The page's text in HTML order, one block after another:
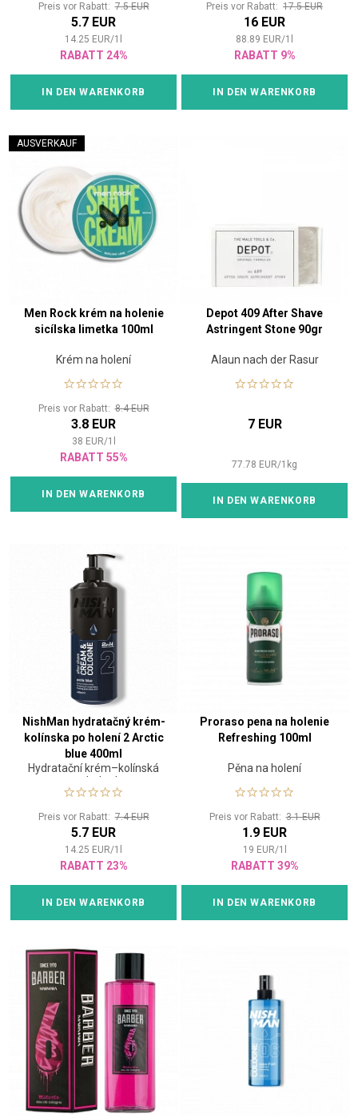
Preis vor Rabatt:7.5 EUR
5.7 EUR
14.25 EUR/1
RABATT 24%
IN DEN WARENKORB
Preis vor Rabatt: 17.5 EUR
16 EUR
88.89 EUR/1
RABATT 9%
IN DEN WARENKORB
AUSVERKAUF
Men Rock krém na holenie
sicílska limetka 100ml
Krém na holení
Preis vor Rabatt:8.4 EUR
3.8 EUR
38 EUR/1
RABATT 55%
IN DEN WARENKORB
Depot 409 After Shave
Astringent Stone 90gr
Alaun nach der Rasur
7 EUR
77.78 EUR/1 kg
IN DEN WARENKORB
NishMan hydratačný krém-
kolínska po holení 2 Arctic
blue 400ml
Hydratační krém–kolínská
po holení
Preis vor Rabatt:7.4 EUR
5.7 EUR
14.25 EUR/1
RABATT 23%
IN DEN WARENKORB
Proraso pena na holenie
Refreshing 100ml
Pěna na holení
Preis vor Rabatt:3.1 EUR
1.9 EUR
19 EUR/1
RABATT 39%
IN DEN WARENKORB